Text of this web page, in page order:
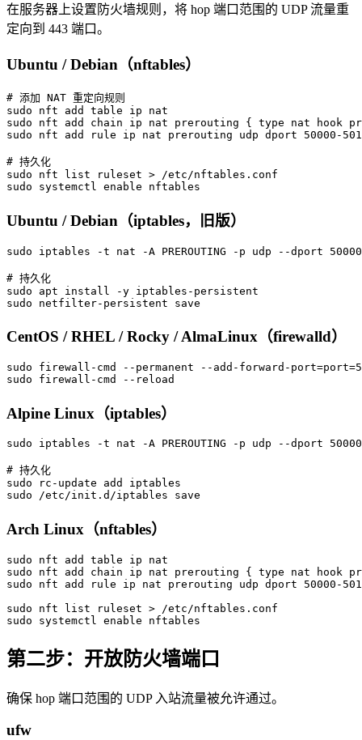
在服务器上设置防火墙规则，将 hop 端口范围的 UDP 流量重
定向到 443 端口。
Ubuntu / Debian（nftables）
# 添加 NAT 重定向规则
sudo nft add table ip nat
sudo nft add chain ip nat prerouting { type nat
sudo nft add rule ip nat prerouting udp dport 50000-
# 持久化
sudo nft list ruleset > /etc/nftables.conf
Ubuntu / Debian（iptables，旧版）
sudo iptables -t nat -A PREROUTING -p udp --dport
# 持久化
sudo apt install -y iptables-persistent
CentOS / RHEL / Rocky / AlmaLinux（firewalld）
sudo firewall-cmd --permanent --add-forward-
Alpine Linux（iptables）
sudo iptables -t nat -A PREROUTING -p udp --dport
# 持久化
sudo rc-update add iptables
Arch Linux（nftables）
sudo nft add table ip nat
sudo nft add chain ip nat prerouting { type nat
sudo nft add rule ip nat prerouting udp dport 50000-
sudo nft list ruleset > /etc/nftables.conf
第二步：开放防火墙端口
确保 hop 端口范围的 UDP 入站流量被允许通过。
ufw